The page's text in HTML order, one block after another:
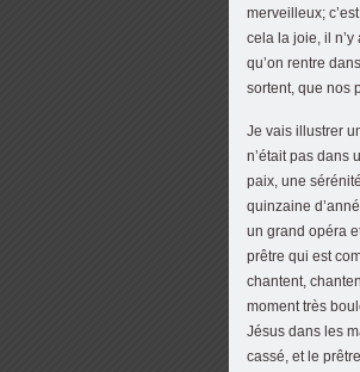
merveilleux;
cela la joie, il n’y
qu’on rentre
sortent, que nos
Je vais illustrer
n’était pas dans
paix, une
quinzaine
un grand opéra
prêtre qui est
chantent,
moment très
Jésus dans les
cassé, et le